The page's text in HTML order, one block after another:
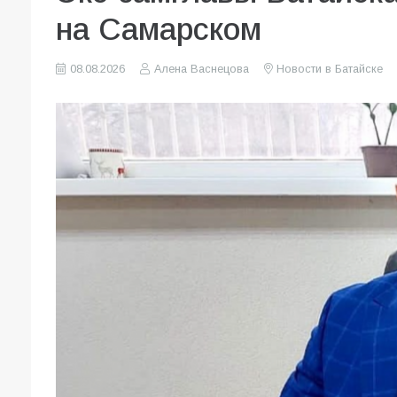
на Самарском
08.08.2026 Алена Васнецова Новости в Батайске